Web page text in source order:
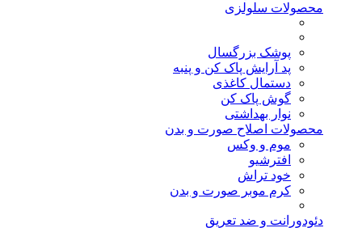
محصولات سلولزی
پوشک بزرگسال
پد آرایش پاک کن و پنبه
دستمال کاغذی
گوش پاک کن
نوار بهداشتی
محصولات اصلاح صورت و بدن
موم و وکس
افترشیو
خود تراش
کرم موبر صورت و بدن
دئودورانت و ضد تعریق